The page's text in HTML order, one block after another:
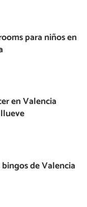
para niños en
en Valencia
de Valencia